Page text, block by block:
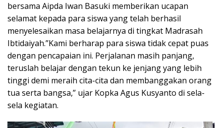
bersama Aipda Iwan Basuki memberikan ucapan
selamat kepada para siswa yang telah berhasil
menyelesaikan masa belajarnya di tingkat Madrasah
Ibtidaiyah.”Kami berharap para siswa tidak cepat puas
dengan pencapaian ini. Perjalanan masih panjang,
teruslah belajar dengan tekun ke jenjang yang lebih
tinggi demi meraih cita-cita dan membanggakan orang
tua serta bangsa,” ujar Kopka Agus Kusyanto di sela-
sela kegiatan.